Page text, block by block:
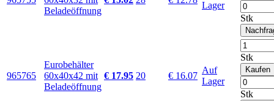
Beladeöffnung
Lager
Stk
965765
Eurobehälter
60x40x42 mit
Beladeöffnung
€ 17.95 20 € 16.07
Auf
Lager
Stk
Kaufen
Stk